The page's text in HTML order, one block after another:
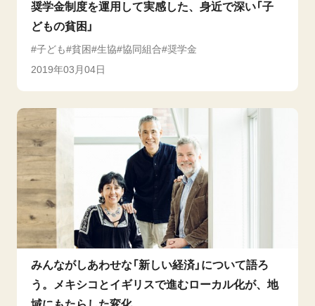
奨学金制度を運用して実感した、身近で深い「子
どもの貧困」
子ども 貧困 生協 協同組合 奨学金
2019年03月04日
みんながしあわせな「新しい経済」について語ろ
う。メキシコとイギリスで進むローカル化が、地